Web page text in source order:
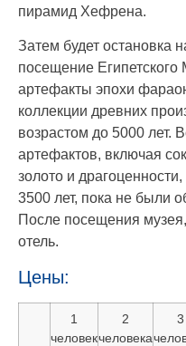
пирамид Хефрена.
Затем будет остановка
посещение Египетского
артефакты эпохи
коллекции древних
возрастом до 5000 лет.
артефактов, включая
золото и
3500 лет, пока не были
После посещения
отель.
Цены:
1
человек
2
человека
3